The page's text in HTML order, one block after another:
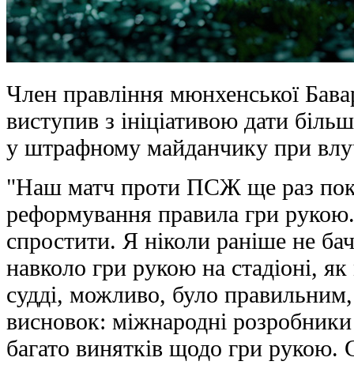
Член правління мюнхенської
виступив з ініціативою дати
у штрафному майданчику при
"Наш матч проти ПСЖ ще раз
реформування правила гри
спростити. Я ніколи раніше не
навколо гри рукою на стадіоні,
судді, можливо, було
висновок: міжнародні
багато винятків щодо гри рукою.